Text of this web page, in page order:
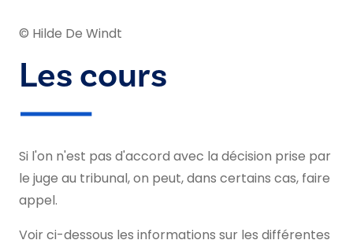
© Hilde De Windt
Les cours
Si l'on n'est pas d'accord avec la décision prise par
le juge au tribunal, on peut, dans certains cas, faire
appel.
Voir ci-dessous les informations sur les différentes